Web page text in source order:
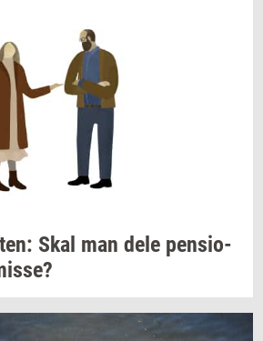
Skal man dele pen­sio­